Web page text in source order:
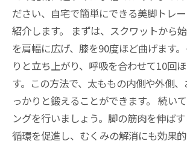
ださい、自宅で簡単にできる美脚トレ
紹介します。 まずは、スクワットから
を肩幅に広げ、膝を90度ほど曲げます
りと立ち上がり、呼吸を合わせて10回
す。この方法で、太ももの内側や外側
っかりと鍛えることができます。 続い
ングを行いましょう。脚の筋肉を伸ば
循環を促進し、むくみの解消にも効果